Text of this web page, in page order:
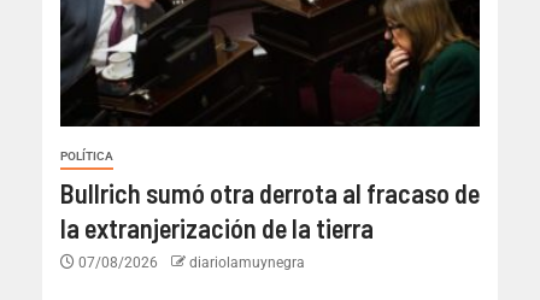
POLÍTICA
Bullrich sumó otra derrota al fracaso de
la extranjerización de la tierra
07/08/2026 diariolamuynegra